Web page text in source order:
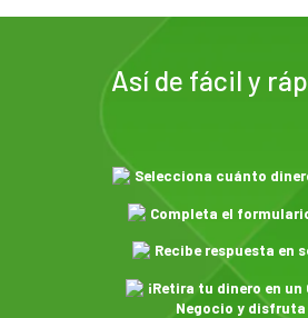
Así de fácil y
Selecciona cuánto
Completa el
Recibe respuesta en
¡Retira tu dinero en un
Negocio y disfruta